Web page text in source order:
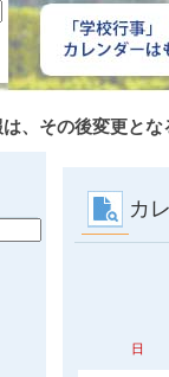
、その後変更と
カ
日